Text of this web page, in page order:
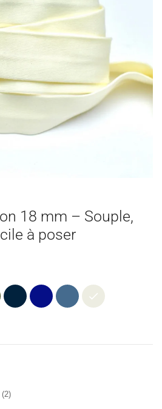
18 mm – Souple,
à poser
Bleu
marine
Bleu
cobalt
Bleu
jeans
Ecru
(2)